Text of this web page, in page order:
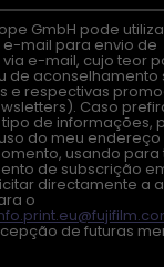
GmbH pode
mail para envio de
e-mail, cujo teor
de aconselhamento
e respectivas
Caso
de informações,
do meu
usando para
de subscrição
directamente a
o
de futuras